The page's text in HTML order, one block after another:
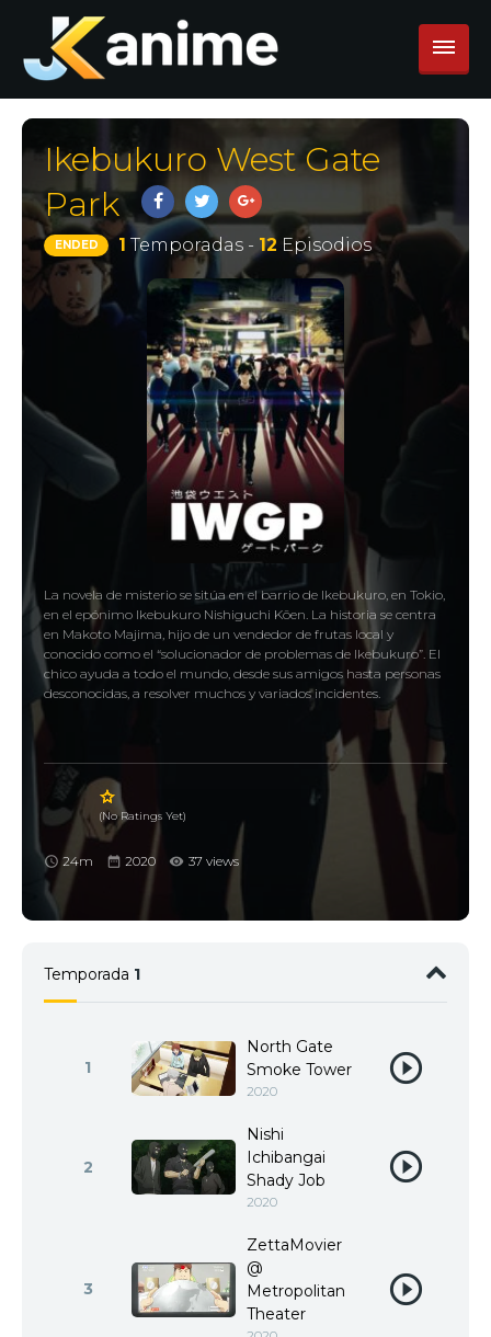
Ikebukuro West Gate
Park
ENDED 1 Temporadas - 12 Episodios
La novela de misterio se sitúa en el barrio de Ikebukuro, en Tokio,
en el epónimo Ikebukuro Nishiguchi Kōen. La historia se centra
en Makoto Majima, hijo de un vendedor de frutas local y
conocido como el “solucionador de problemas de Ikebukuro”. El
chico ayuda a todo el mundo, desde sus amigos hasta personas
desconocidas, a resolver muchos y variados incidentes.
(No Ratings Yet)
24m 2020 37 views
Temporada 1
1
North Gate
Smoke Tower
2020
2
Nishi
Ichibangai
Shady Job
2020
3
ZettaMovier
@
Metropolitan
Theater